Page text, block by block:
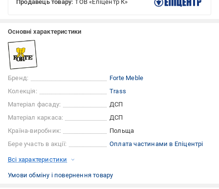
Продавець товару: ТОВ «Епіцентр К»
Основні характеристики
Бренд:
Forte Meble
Колекція:
Trass
Матеріал фасаду:
ДСП
Матеріал каркаса:
ДСП
Країна-виробник:
Польща
Бере участь в акції:
Оплата частинами в Епіцентрі
Всі характеристики
Умови обміну і повернення товару